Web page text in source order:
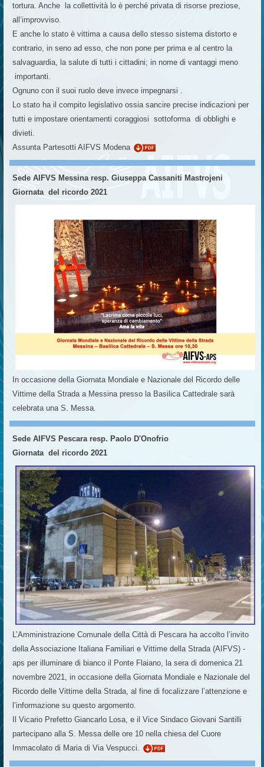
tortura. Anche la collettività lo è perché privata di risorse preziose,
all’improvviso.
E anche lo stato è vittima a causa dello stesso sistema distorto e
contrario, in seno ad esso, che non pone per prima e al centro la
salvaguardia, la salute di tutti i cittadini; in nome di vantaggi meno
importanti.
Ognuno con il suoi ruolo deve invece impegnarsi .
Lo stato ha il compito legislativo ossia sancire precise indicazioni per
tutti e impostare orientamenti coraggiosi sottoforma di obblighi e
divieti.
Assunta Partesotti AIFVS Modena
Sede AIFVS Messina resp. Giuseppa Cassaniti Mastrojeni
Giornata del ricordo 2021
In occasione della Giornata Mondiale e Nazionale del Ricordo delle
Vittime della Strada a Messina presso la Basilica Cattedrale sarà
celebrata una S. Messa.
Sede AIFVS Pescara resp. Paolo D'Onofrio
Giornata del ricordo 2021
L’Amministrazione Comunale della Città di Pescara ha accolto l’invito
della Associazione Italiana Familiari e Vittime della Strada (AIFVS) -
aps per illuminare di bianco il Ponte Flaiano, la sera di domenica 21
novembre 2021, in occasione della Giornata Mondiale e Nazionale del
Ricordo delle Vittime della Strada, al fine di focalizzare l’attenzione e
l’informazione su questo argomento.
Il Vicario Prefetto Giancarlo Losa, e il Vice Sindaco Giovani Santilli
partecipano alla S. Messa delle ore 10 nella chiesa del Cuore
Immacolato di Maria di Via Vespucci.